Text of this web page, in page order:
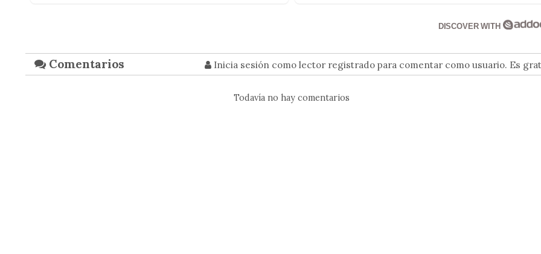
DISCOVER WITH
Comentarios Inicia sesión como lector registrado para comentar como usuario. Es
Todavía no hay comentarios